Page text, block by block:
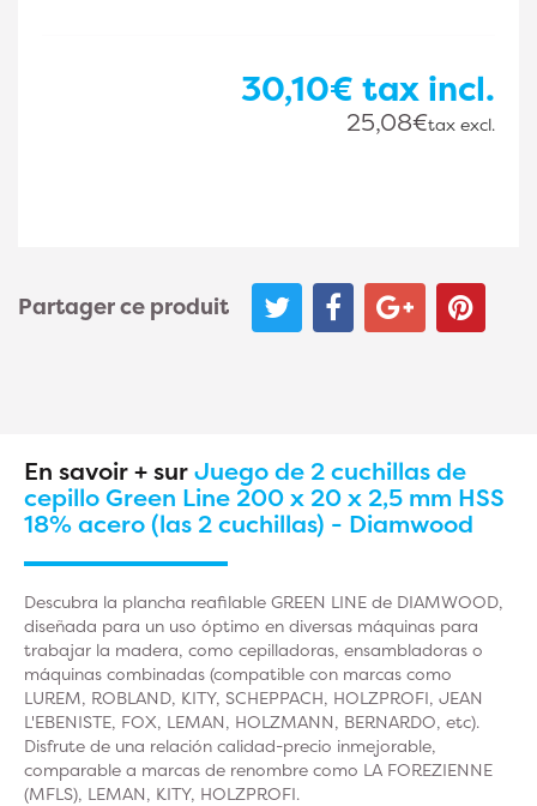
30,10€ tax incl.
25,08€tax excl.
Partager ce produit
En savoir + surJuego de 2 cuchillas de
cepillo Green Line 200 x 20 x 2,5 mm HSS
18% acero (las 2 cuchillas) - Diamwood
Descubra la plancha reafilable GREEN LINE de DIAMWOOD,
diseñada para un uso óptimo en diversas máquinas para
trabajar la madera, como cepilladoras, ensambladoras o
máquinas combinadas (compatible con marcas como
LUREM, ROBLAND, KITY, SCHEPPACH, HOLZPROFI, JEAN
L'EBENISTE, FOX, LEMAN, HOLZMANN, BERNARDO, etc).
Disfrute de una relación calidad-precio inmejorable,
comparable a marcas de renombre como LA FOREZIENNE
(MFLS), LEMAN, KITY, HOLZPROFI.